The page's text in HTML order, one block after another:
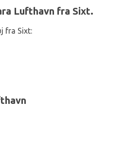
Lufthavn fra Sixt.
fra Sixt: